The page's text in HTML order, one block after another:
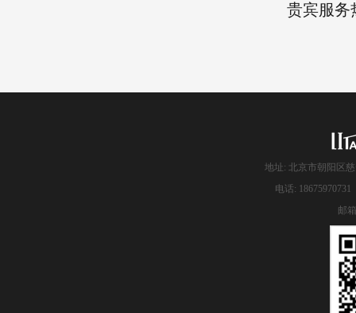
贵宾服务
地址: 北京市朝阳区
电话:
邮